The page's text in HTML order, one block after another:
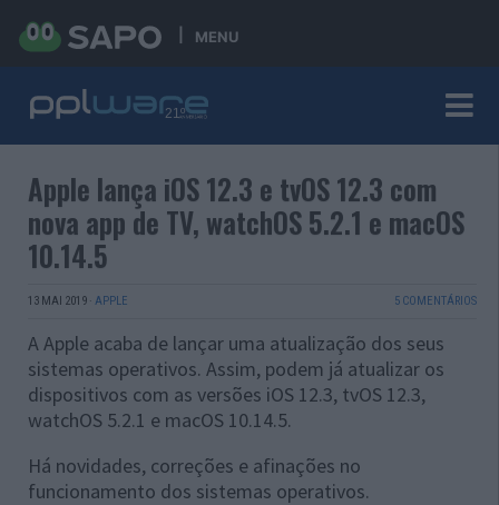
MENU
Apple lança iOS 12.3 e tvOS 12.3 com
nova app de TV, watchOS 5.2.1 e macOS
10.14.5
13 MAI 2019 · APPLE 5 COMENTÁRIOS
A Apple acaba de lançar uma atualização dos seus
sistemas operativos. Assim, podem já atualizar os
dispositivos com as versões iOS 12.3, tvOS 12.3,
watchOS 5.2.1 e macOS 10.14.5.
Há novidades, correções e afinações no
funcionamento dos sistemas operativos.